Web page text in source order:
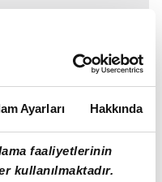
Ayarları Hakkında
faaliyetlerinin
kullanılmaktadır.